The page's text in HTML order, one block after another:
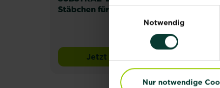
Einwilligungsauswahl
Notwendig
Nur notwendige
Stäbchen für Tomaten
Jetzt kaufenSUBSTRAL® Dünger-